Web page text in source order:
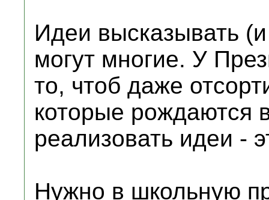
Идеи высказывать
могут многие. У
то, чтоб даже
которые рождаются
реализовать идеи -
Нужно в школьную